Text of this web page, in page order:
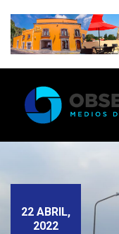
22 ABRIL,
2022